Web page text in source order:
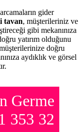
gider
tavan, müşterileriniz ve
gibi mekanınıza
yatırım olduğunu
doğru
aydıklık ve görsel
Germe
353 32